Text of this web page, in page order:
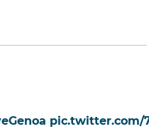
pic.twitter.com/